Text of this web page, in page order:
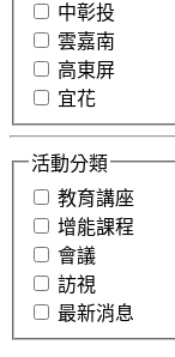
中彰投
雲嘉南
高東屏
宜花
活動分類
教育講座
增能課程
會議
訪視
最新消息